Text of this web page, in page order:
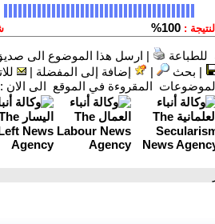
للطباعة | ارسل هذا الموضوع الى
| بحث | إضافة إلى المفضلة |
المقروءة في الموقع الى الان :